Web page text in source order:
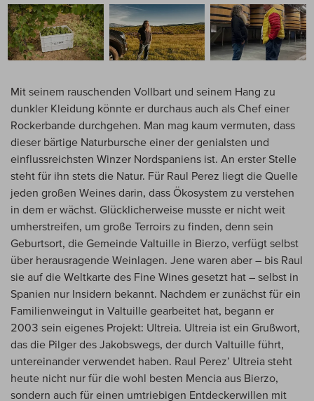
Mit seinem rauschenden Vollbart und seinem Hang zu
dunkler Kleidung könnte er durchaus auch als Chef einer
Rockerbande durchgehen. Man mag kaum vermuten, dass
dieser bärtige Naturbursche einer der genialsten und
einflussreichsten Winzer Nordspaniens ist. An erster Stelle
steht für ihn stets die Natur. Für Raul Perez liegt die Quelle
jeden großen Weines darin, dass Ökosystem zu verstehen
in dem er wächst. Glücklicherweise musste er nicht weit
umherstreifen, um große Terroirs zu finden, denn sein
Geburtsort, die Gemeinde Valtuille in Bierzo, verfügt selbst
über herausragende Weinlagen. Jene waren aber – bis Raul
sie auf die Weltkarte des Fine Wines gesetzt hat – selbst in
Spanien nur Insidern bekannt. Nachdem er zunächst für ein
Familienweingut in Valtuille gearbeitet hat, begann er
2003 sein eigenes Projekt: Ultreia. Ultreia ist ein Grußwort,
das die Pilger des Jakobswegs, der durch Valtuille führt,
untereinander verwendet haben. Raul Perez’ Ultreia steht
heute nicht nur für die wohl besten Mencia aus Bierzo,
sondern auch für einen umtriebigen Entdeckerwillen mit